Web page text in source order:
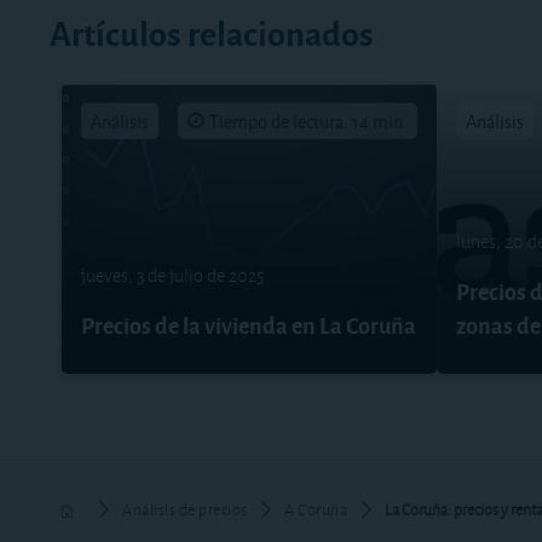
Artículos relacionados
jueves, 3 de julio de 2025
Precios de la vivienda en La Coruña
Análisis
lunes, 20
Precios
zonas
Análisis de precios A Coruña La Coruña: precios y